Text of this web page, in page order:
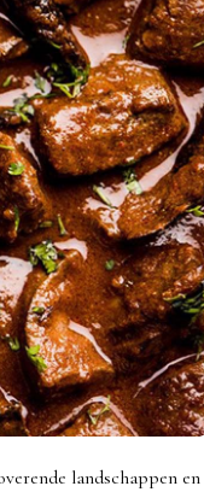
landschappen en